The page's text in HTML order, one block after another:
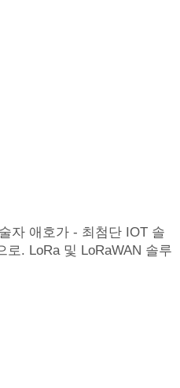
자 애호가 - 최첨단 IOT 솔
. LoRa 및 LoRaWAN 솔루